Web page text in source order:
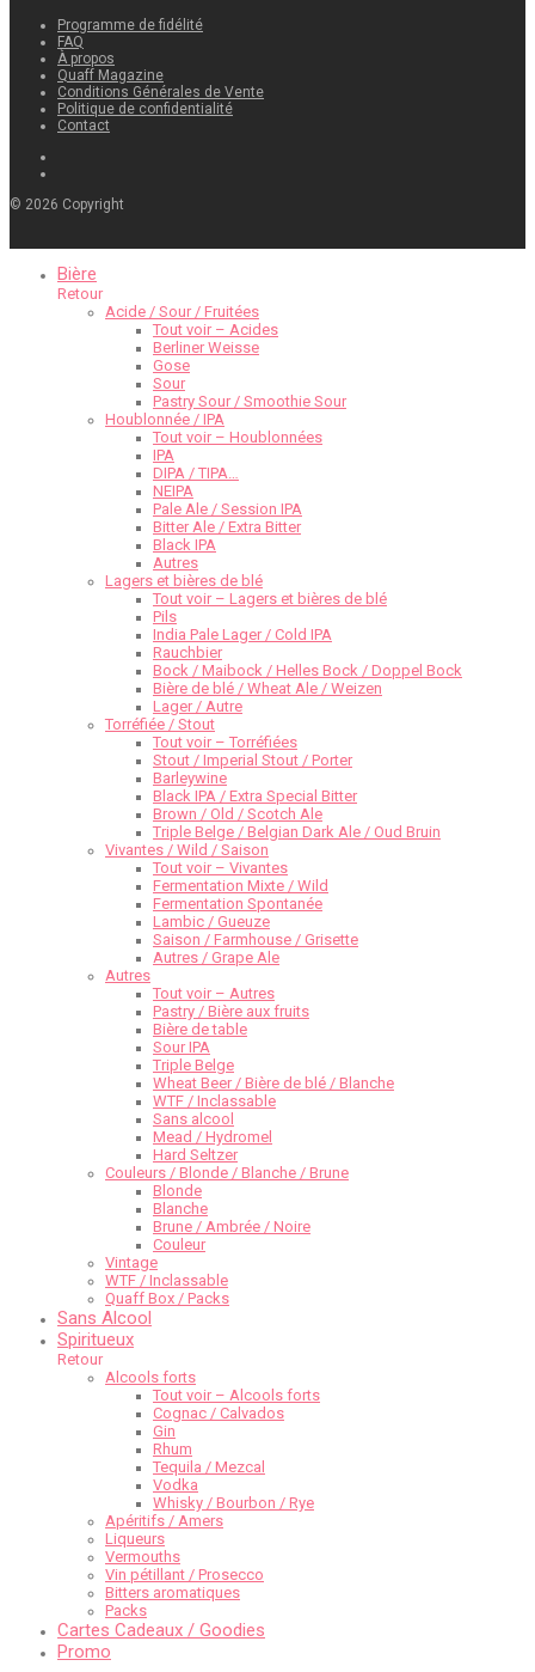
Programme de fidélité
FAQ
À propos
Quaff Magazine
Conditions Générales de Vente
Politique de confidentialité
Contact
© 2026 Copyright
Bière
Retour
Acide / Sour / Fruitées
Tout voir – Acides
Berliner Weisse
Gose
Sour
Pastry Sour / Smoothie Sour
Houblonnée / IPA
Tout voir – Houblonnées
IPA
DIPA / TIPA…
NEIPA
Pale Ale / Session IPA
Bitter Ale / Extra Bitter
Black IPA
Autres
Lagers et bières de blé
Tout voir – Lagers et bières de blé
Pils
India Pale Lager / Cold IPA
Rauchbier
Bock / Maibock / Helles Bock / Doppel Bock
Bière de blé / Wheat Ale / Weizen
Lager / Autre
Torréfiée / Stout
Tout voir – Torréfiées
Stout / Imperial Stout / Porter
Barleywine
Black IPA / Extra Special Bitter
Brown / Old / Scotch Ale
Triple Belge / Belgian Dark Ale / Oud Bruin
Vivantes / Wild / Saison
Tout voir – Vivantes
Fermentation Mixte / Wild
Fermentation Spontanée
Lambic / Gueuze
Saison / Farmhouse / Grisette
Autres / Grape Ale
Autres
Tout voir – Autres
Pastry / Bière aux fruits
Bière de table
Sour IPA
Triple Belge
Wheat Beer / Bière de blé / Blanche
WTF / Inclassable
Sans alcool
Mead / Hydromel
Hard Seltzer
Couleurs / Blonde / Blanche / Brune
Blonde
Blanche
Brune / Ambrée / Noire
Couleur
Vintage
WTF / Inclassable
Quaff Box / Packs
Sans Alcool
Spiritueux
Retour
Alcools forts
Tout voir – Alcools forts
Cognac / Calvados
Gin
Rhum
Tequila / Mezcal
Vodka
Whisky / Bourbon / Rye
Apéritifs / Amers
Liqueurs
Vermouths
Vin pétillant / Prosecco
Bitters aromatiques
Packs
Cartes Cadeaux / Goodies
Promo